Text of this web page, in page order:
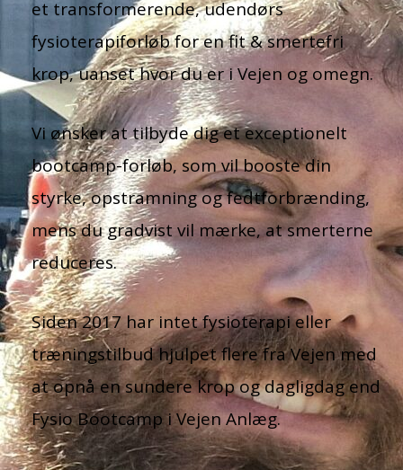
et transformerende, udendørs
fysioterapiforløb for en fit & smertefri
krop, uanset hvor du er i Vejen og omegn.
Vi ønsker at tilbyde dig et exceptionelt
bootcamp-forløb, som vil booste din
styrke, opstramning og fedtforbrænding,
mens du gradvist vil mærke, at smerterne
reduceres.
Siden 2017 har intet fysioterapi eller
træningstilbud hjulpet flere fra Vejen med
at opnå en sundere krop og dagligdag end
Fysio Bootcamp i Vejen Anlæg.